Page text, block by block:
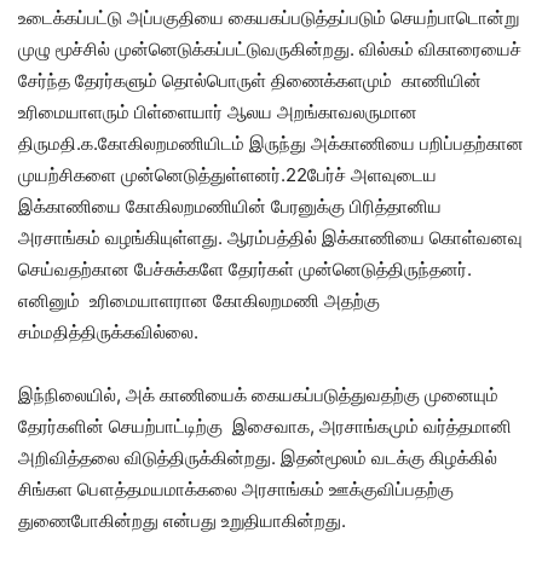
உடைக்கப்பட்டு அப்பகுதியை கையகப்படுத்தப்படும் செயற்பாடொன்று
முழு மூச்சில் முன்னெடுக்கப்பட்டுவருகின்றது. வில்கம் விகாரையைச்
சேர்ந்த தேரர்களும் தொல்பொருள் திணைக்களமும் காணியின்
உரிமையாளரும் பிள்ளையார் ஆலய அறங்காவலருமான
திருமதி.க.கோகிலறமணியிடம் இருந்து அக்காணியை பறிப்பதற்கான
முயற்சிகளை முன்னெடுத்துள்ளனர்.22பேர்ச் அளவுடைய
இக்காணியை கோகிலறமணியின் பேரனுக்கு பிரித்தானிய
அரசாங்கம் வழங்கியுள்ளது. ஆரம்பத்தில் இக்காணியை கொள்வனவு
செய்வதற்கான பேச்சுக்களே தேரர்கள் முன்னெடுத்திருந்தனர்.
எனினும் உரிமையாளரான கோகிலறமணி அதற்கு
சம்மதித்திருக்கவில்லை.
இந்நிலையில், அக் காணியைக் கையகப்படுத்துவதற்கு முனையும்
தேரர்களின் செயற்பாட்டிற்கு இசைவாக, அரசாங்கமும் வர்த்தமானி
அறிவித்தலை விடுத்திருக்கின்றது. இதன்மூலம் வடக்கு கிழக்கில்
சிங்கள பௌத்தமயமாக்கலை அரசாங்கம் ஊக்குவிப்பதற்கு
துணைபோகின்றது என்பது உறுதியாகின்றது.